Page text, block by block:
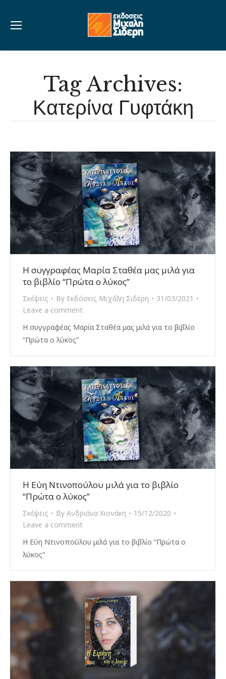
Tag Archives:
Κατερίνα Γυφτάκη
H συγγραφέας Μαρία Σταθέα μας μιλά για
το βιβλίο “Πρώτα ο λύκος”
Σκέψεις By Εκδόσεις Μιχάλη Σιδέρη
31/03/2021
Leave a comment
H συγγραφέας Μαρία Σταθέα μας μιλά για το βιβλίο
“Πρώτα ο λύκος”
H Εύη Ντινοπούλου μιλά για το βιβλίο
“Πρώτα ο λύκος”
Σκέψεις By Ανδριάνα Χιονάκη
15/12/2020
Leave a comment
H Εύη Ντινοπούλου μιλά για το βιβλίο “Πρώτα ο
λύκος”